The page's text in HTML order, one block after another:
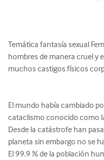
Temática fantasía sexual
hombres de manera cruel y
muchos castigos físicos
El mundo había cambiado
cataclismo conocido como
Desde la catástrofe han
planeta sin embargo no se
El 99.9 % de la población